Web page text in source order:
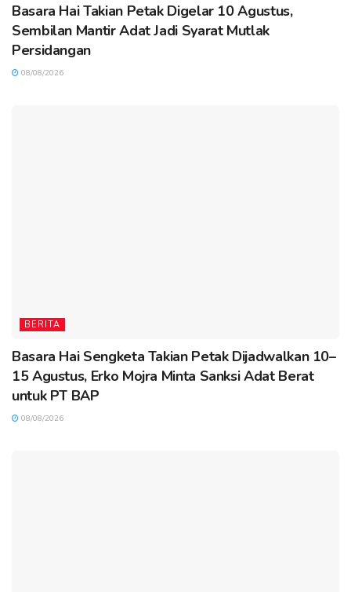
Basara Hai Takian Petak Digelar 10 Agustus,
Sembilan Mantir Adat Jadi Syarat Mutlak
Persidangan
08/08/2026
BERITA
Basara Hai Sengketa Takian Petak Dijadwalkan 10–
15 Agustus, Erko Mojra Minta Sanksi Adat Berat
untuk PT BAP
08/08/2026